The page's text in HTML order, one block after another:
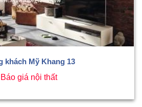
khách Mỹ Khang 13
Báo giá nội thất